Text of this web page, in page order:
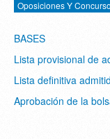
Oposiciones Y
BASES
Lista provisional de
Lista definitiva
Aprobación de la